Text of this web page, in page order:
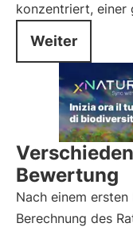
konzentriert, einer
Weiter
Bewertung
Nach einem
Berechnung des